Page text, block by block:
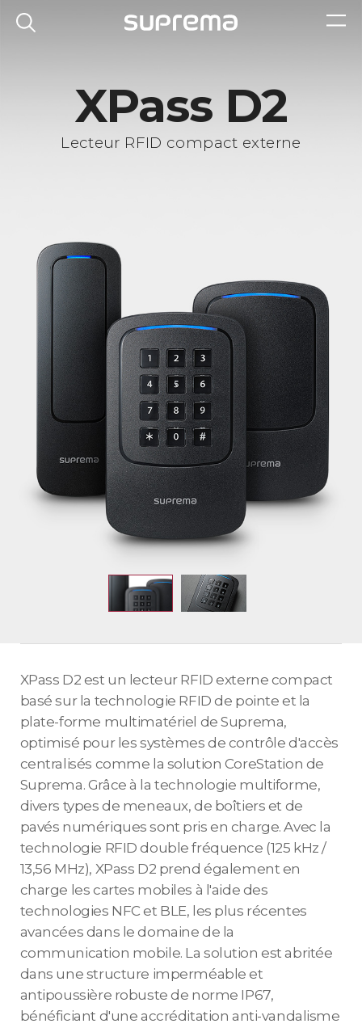
XPass D2
Lecteur RFID compact externe
XPass D2 est un lecteur RFID externe compact
basé sur la technologie RFID de pointe et la
plate-forme multimatériel de Suprema,
optimisé pour les systèmes de contrôle d'accès
centralisés comme la solution CoreStation de
Suprema. Grâce à la technologie multiforme,
divers types de meneaux, de boîtiers et de
pavés numériques sont pris en charge. Avec la
technologie RFID double fréquence (125 kHz /
13,56 MHz), XPass D2 prend également en
charge les cartes mobiles à l'aide des
technologies NFC et BLE, les plus récentes
avancées dans le domaine de la
communication mobile. La solution est abritée
dans une structure imperméable et
antipoussière robuste de norme IP67,
bénéficiant d'une accréditation anti-vandalisme